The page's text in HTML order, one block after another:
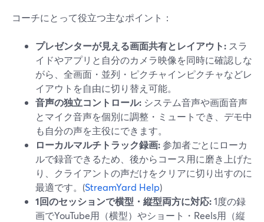
コーチにとって役立つ主なポイント：
プレゼンターが見える画面共有とレイアウト: スラ
イドやアプリと自分のカメラ映像を同時に確認しな
がら、全画面・並列・ピクチャインピクチャなどレ
イアウトを自由に切り替え可能。
音声の独立コントロール: システム音声や画面音声
とマイク音声を個別に調整・ミュートでき、デモ中
も自分の声を主役にできます。
ローカルマルチトラック録画:参加者ごとにローカ
ルで録音できるため、後からコース用に磨き上げた
り、クライアントの声だけをクリアに切り出すのに
最適です。(StreamYard Help)
1回のセッションで横型・縦型両方に対応:1度の録
画でYouTube用（横型）やショート・Reels用（縦